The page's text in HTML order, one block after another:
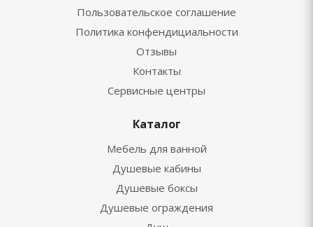
Пользовательское соглашение
Политика конфендициальности
Отзывы
Контакты
Сервисные центры
Каталог
Мебель для ванной
Душевые кабины
Душевые боксы
Душевые ограждения